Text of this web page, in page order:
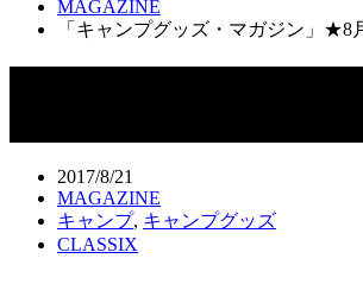
MAGAZINE
「キャンプグッズ・マガジン」★8
2017/8/21
MAGAZINE
キャンプ, キャンプグッズ
CLASSIX